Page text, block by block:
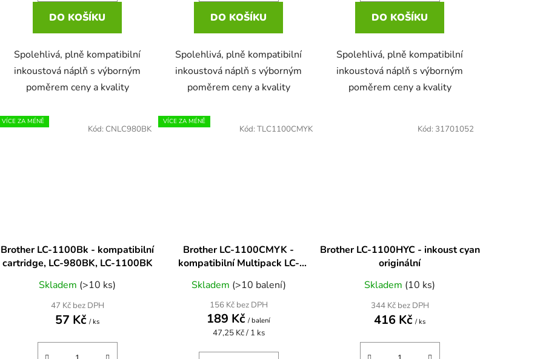
DO KOŠÍKU
Spolehlivá, plně kompatibilní
inkoustová náplň s výborným
poměrem ceny a kvality
DO KOŠÍKU
Spolehlivá, plně kompatibilní
inkoustová náplň s výborným
poměrem ceny a kvality
DO KOŠÍKU
Spolehlivá, plně kompatibilní
inkoustová náplň s výborným
poměrem ceny a kvality
VÍCE ZA MÉNĚ
Brother LC-1100Bk - kompatibilní
cartridge, LC-980BK, LC-1100BK
Skladem (>10 ks)
47 Kč bez DPH
57 Kč/ ks
Kód: CNLC980BK
VÍCE ZA MÉNĚ
Brother LC-1100CMYK -
kompatibilní Multipack LC-
Skladem (>10 balení)
156 Kč bez DPH
189 Kč/ balení
Měrná
47,25 Kč / 1 ks
Kód: TLC1100CMYK
Brother LC-1100HYC - inkoust cyan
originální
Skladem (10 ks)
344 Kč bez DPH
416 Kč/ ks
Kód: 31701052